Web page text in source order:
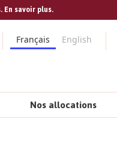
savoir plus.
Français English
Nos allocations